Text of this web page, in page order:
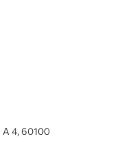
A 4, 60100